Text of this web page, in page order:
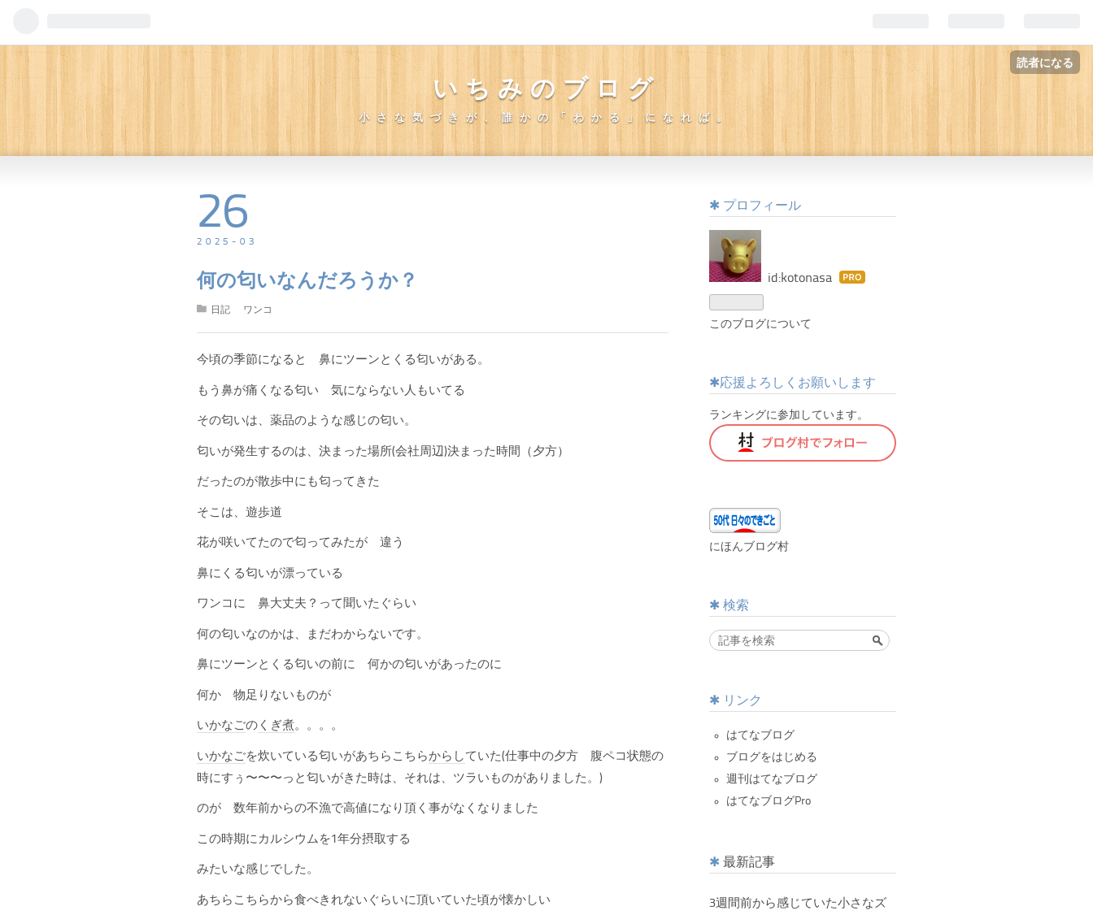
読者になる
いちみのブログ
小さな気づきが、誰かの「わかる」になれば。
2025-03
26
何の匂いなんだろうか？
日記 ワンコ
今頃の季節になると 鼻にツーンとくる匂いがある。
もう鼻が痛くなる匂い 気にならない人もいてる
その匂いは、薬品のような感じの匂い。
匂いが発生するのは、決まった場所(会社周辺)決まった時間（夕方）
だったのが散歩中にも匂ってきた
そこは、遊歩道
花が咲いてたので匂ってみたが 違う
鼻にくる匂いが漂っている
ワンコに 鼻大丈夫？って聞いたぐらい
何の匂いなのかは、まだわからないです。
鼻にツーンとくる匂いの前に 何かの匂いがあったのに
何か 物足りないものが
いかなごの くぎ煮。。。。
いかなごを炊いている匂いがあちらこちらからしていた(仕事中の夕方 腹ペコ状態の
時にすぅ〜〜〜っと匂いがきた時は、それは、ツラいものがありました。)
のが 数年前からの不漁で高値になり頂く事がなくなりました
この時期にカルシウムを1年分摂取する
みたいな感じでした。
あちらこちらから食べきれないぐらいに頂いていた頃が懐かしい
プロフィール
id:kotonasa はて
このブログについて
応援よろしくお願いします
ランキングに参加しています。
にほんブログ村
検索
リンク
はてなブログ
ブログをはじめる
週刊はてなブログ
はてなブログPro
最新記事
3週間前から感じていた小さなズ